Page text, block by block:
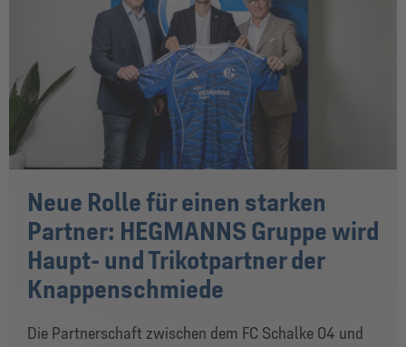
Neue Rolle für einen starken
Partner: HEGMANNS Gruppe wird
Haupt- und Trikotpartner der
Knappenschmiede
Die Partnerschaft zwischen dem FC Schalke 04 und